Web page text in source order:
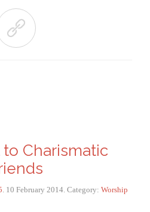

Charismatic
. 10 February 2014. Category: Worship